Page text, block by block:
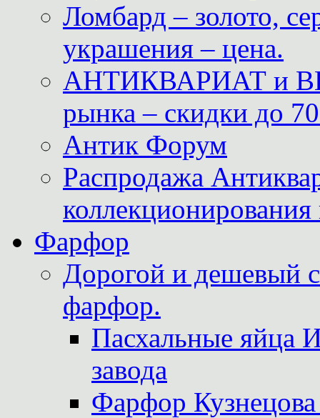
Ломбард – золото,
украшения – цена.
АНТИКВАРИАТ и
рынка – скидки до
Антик Форум
Распродажа
Фарфор
Дорогой и дешевый
фарфор.
Пасхальные яйца
завода
Фарфор